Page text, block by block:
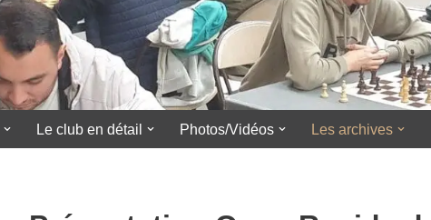
Le club en détail Photos/Vidéos Les archives